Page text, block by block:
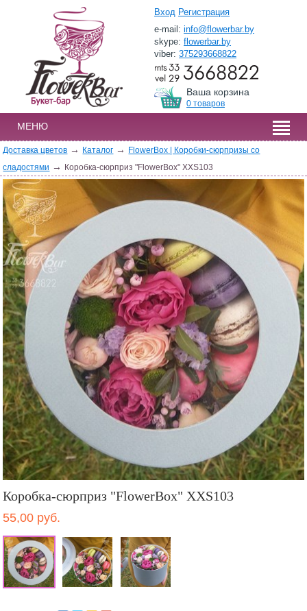
Вход Регистрация
e-mail:info@flowerbar.by
skype:flowerbar.by
viber:375293668822
Ваша корзина
0 товаров
МЕНЮ
Доставка цветов → Каталог →
FlowerBox | Коробки-сюрпризы со
сладостями → Коробка-сюрприз "FlowerBox" XXS103
Коробка-сюрприз "FlowerBox" XXS103
55,00 руб.